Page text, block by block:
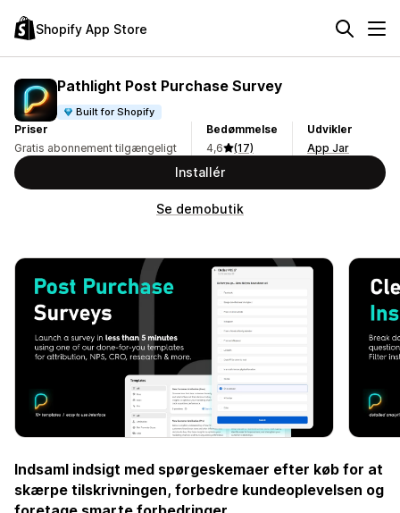
Shopify App Store
Pathlight Post Purchase Survey
Built for Shopify
Priser
Gratis abonnement tilgængeligt
Bedømmelse
4,6
(17)
Udvikler
App Jar
Installér
Se demobutik
Indsaml indsigt med spørgeskemaer efter køb for at
skærpe tilskrivningen, forbedre kundeoplevelsen og